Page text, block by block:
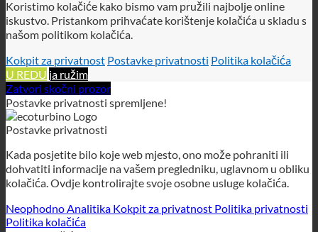
Zatvori skočni prozor
Postavke privatnosti spremljene!
Kada posjetite bilo koje web mjesto, ono može pohraniti ili
dohvatiti informacije na vašem pregledniku, uglavnom u obliku
kolačića. Ovdje kontrolirajte svoje osobne usluge kolačića.
NeophodnoAnalitika
Ovi su kolačići neophodni za funkcioniranje web stranice i ne
mogu se isključiti u našim sustavima.
Kako bismo omogućili uslugu GDPR na ovoj web stranici,
koristimo sljedeće tehnički potrebne kolačiće: